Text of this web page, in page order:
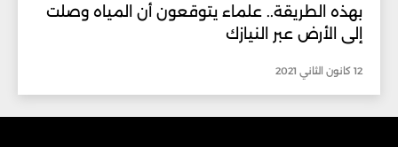
بهذه الطريقة.. علماء يتوقعون أن المياه وصلت
إلى الأرض عبر النيازك
12 كانون الثاني 2021